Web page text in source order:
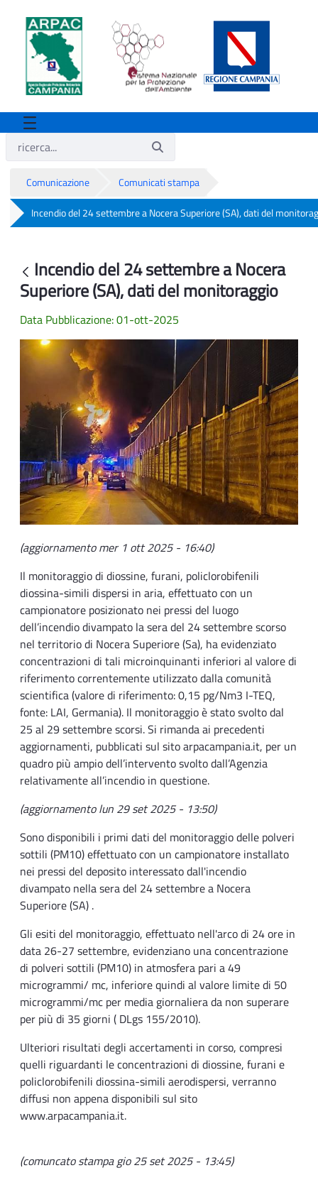
Comunicazione Comunicati stampa
Incendio del 24 settembre a Nocera Superiore (SA), dati del
Indietro
Incendio del 24 settembre a Nocera
Superiore (SA), dati del monitoraggio
Data Pubblicazione: 01-ott-2025
(aggiornamento mer 1 ott 2025 - 16:40)
Il monitoraggio di diossine, furani, policlorobifenili
diossina-simili dispersi in aria, effettuato con un
campionatore posizionato nei pressi del luogo
dell’incendio divampato la sera del 24 settembre scorso
nel territorio di Nocera Superiore (Sa), ha evidenziato
concentrazioni di tali microinquinanti inferiori al valore di
riferimento correntemente utilizzato dalla comunità
scientifica (valore di riferimento: 0,15 pg/Nm3 I-TEQ,
fonte: LAI, Germania). Il monitoraggio è stato svolto dal
25 al 29 settembre scorsi. Si rimanda ai precedenti
aggiornamenti, pubblicati sul sito arpacampania.it, per un
quadro più ampio dell’intervento svolto dall’Agenzia
relativamente all’incendio in questione.
(aggiornamento lun 29 set 2025 - 13:50)
Sono disponibili i primi dati del monitoraggio delle polveri
sottili (PM10) effettuato con un campionatore installato
nei pressi del deposito interessato dall'incendio
divampato nella sera del 24 settembre a Nocera
Superiore (SA) .
Gli esiti del monitoraggio, effettuato nell'arco di 24 ore in
data 26-27 settembre, evidenziano una concentrazione
di polveri sottili (PM10) in atmosfera pari a 49
microgrammi/ mc, inferiore quindi al valore limite di 50
microgrammi/mc per media giornaliera da non superare
per più di 35 giorni ( DLgs 155/2010).
Ulteriori risultati degli accertamenti in corso, compresi
quelli riguardanti le concentrazioni di diossine, furani e
policlorobifenili diossina-simili aerodispersi, verranno
diffusi non appena disponibili sul sito
www.arpacampania.it.
(comuncato stampa gio 25 set 2025 - 13:45)